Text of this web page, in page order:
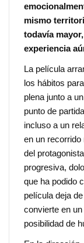
mismo
todavía
experiencia
La película
los hábitos
plena junto a
punto de
incluso a un
en un
del
progresiva,
que ha podido
película deja
convierte en
posibilidad de